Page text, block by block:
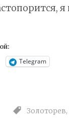
Telegram
Золоторев,